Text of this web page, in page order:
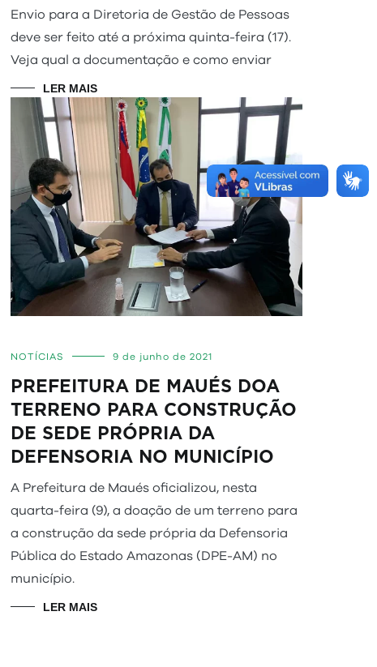
Envio para a Diretoria de Gestão de Pessoas
deve ser feito até a próxima quinta-feira (17).
Veja qual a documentação e como enviar
LER MAIS
NOTÍCIAS 9 de junho de 2021
PREFEITURA DE MAUÉS DOA
TERRENO PARA CONSTRUÇÃO
DE SEDE PRÓPRIA DA
DEFENSORIA NO MUNICÍPIO
A Prefeitura de Maués oficializou, nesta
quarta-feira (9), a doação de um terreno para
a construção da sede própria da Defensoria
Pública do Estado Amazonas (DPE-AM) no
município.
LER MAIS